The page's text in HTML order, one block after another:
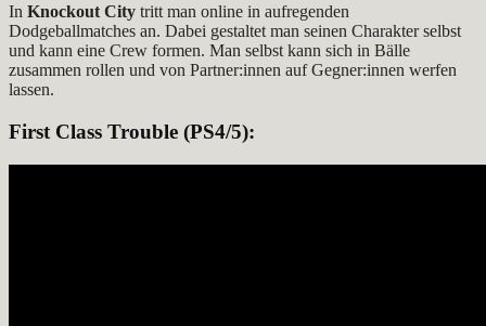
In Knockout City tritt man online in aufregenden
Dodgeballmatches an. Dabei gestaltet man seinen Charakter selbst
und kann eine Crew formen. Man selbst kann sich in Bälle
zusammen rollen und von Partner:innen auf Gegner:innen werfen
lassen.
First Class Trouble (PS4/5):